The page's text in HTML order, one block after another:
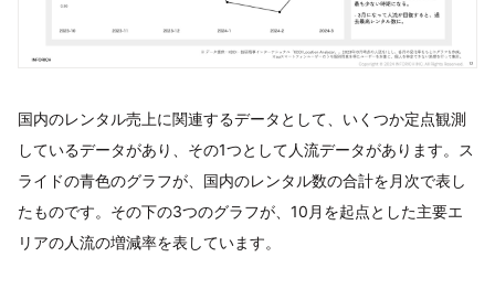
国内のレンタル売上に関連するデータとして、いくつか定点観測
しているデータがあり、その1つとして人流データがあります。ス
ライドの青色のグラフが、国内のレンタル数の合計を月次で表し
たものです。その下の3つのグラフが、10月を起点とした主要エ
リアの人流の増減率を表しています。